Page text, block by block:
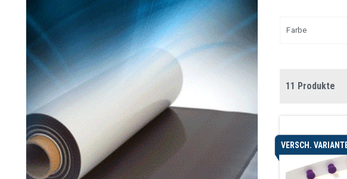
Farbe
11 Produkte
VERSCH.